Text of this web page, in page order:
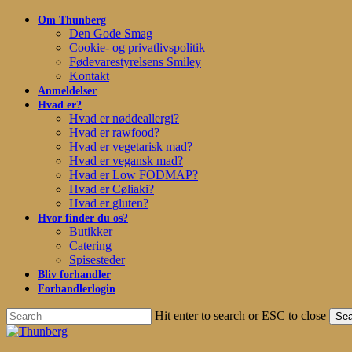
Skip
Om Thunberg
Den Gode Smag
Cookie- og privatlivspolitik
Fødevarestyrelsens Smiley
Kontakt
Anmeldelser
Hvad er?
Hvad er nøddeallergi?
Hvad er rawfood?
Hvad er vegetarisk mad?
Hvad er vegansk mad?
Hvad er Low FODMAP?
Hvad er Cøliaki?
Hvad er gluten?
Hvor finder du os?
Butikker
Catering
Spisesteder
Bliv forhandler
Forhandlerlogin
Hit enter to search or ESC to close
Close